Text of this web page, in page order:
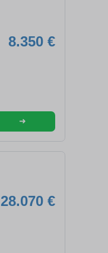
8.350 €
➜
28.070 €